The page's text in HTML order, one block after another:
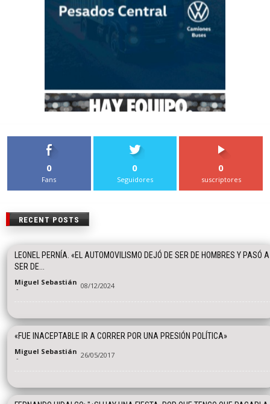
0
Fans
0
Seguidores
0
suscriptores
RECENT POSTS
LEONEL PERNÍA. «EL AUTOMOVILISMO DEJÓ DE SER DE HOMBRES Y PASÓ A
SER DE...
Miguel Sebastián
- 08/12/2024
«FUE INACEPTABLE IR A CORRER POR UNA PRESIÓN POLÍTICA»
Miguel Sebastián
- 26/05/2017